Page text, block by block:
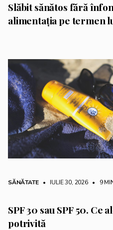
Slăbit sănătos fără
alimentația pe termen
SĂNĂTATE • IULIE 30, 2026 • 9
SPF 30 sau SPF 50. Ce
potrivită